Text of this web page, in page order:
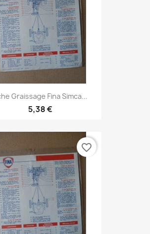
Graissage Fina Simca...
5,38 €
favorite_border